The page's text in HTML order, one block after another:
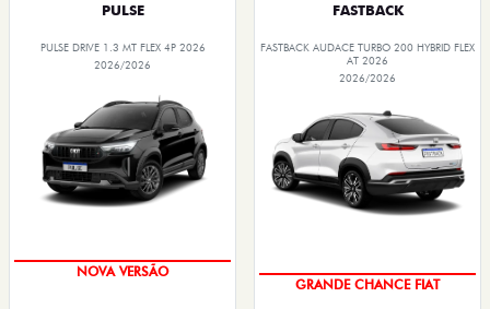
PULSE
PULSE DRIVE 1.3 MT FLEX 4P 2026
2026/2026
PREÇO IMPERDÍVEL
FASTBACK
FASTBACK AUDACE TURBO 200 HYBRID FLEX
AT 2026
2026/2026
OPORTUNIDADE